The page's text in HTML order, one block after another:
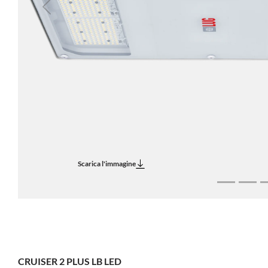
Previous
Scarica l'immagine
CRUISER 2 PLUS LB LED